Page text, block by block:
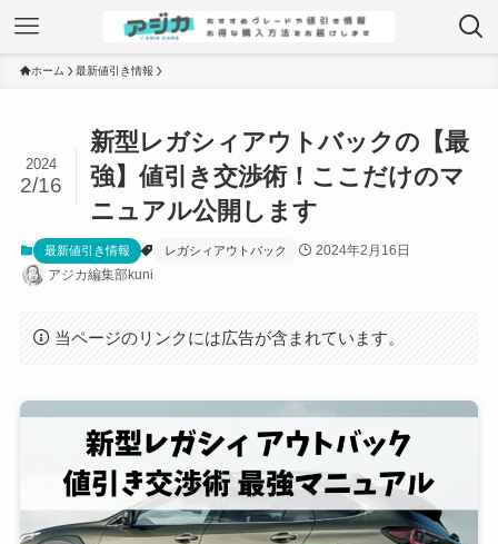
ホーム 最新値引き情報
新型レガシィアウトバックの【最
強】値引き交渉術！ここだけのマ
ニュアル公開します
2024
2/16
最新値引き情報 レガシィアウトバック
2024年2月16日
アジカ編集部kuni
当ページのリンクには広告が含まれています。